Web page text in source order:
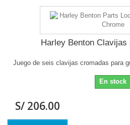
Harley Benton Clavijas
Juego de seis clavijas cromadas para
En stock
S/ 206.00